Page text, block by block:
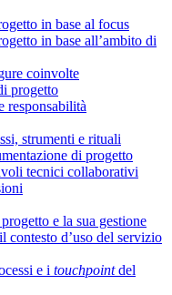
in base al focus
in base all’ambito di
coinvolte
progetto
responsabilità
strumenti e rituali
di progetto
tecnici collaborativi
e la sua gestione
contesto d’uso del servizio
e i touchpointdel